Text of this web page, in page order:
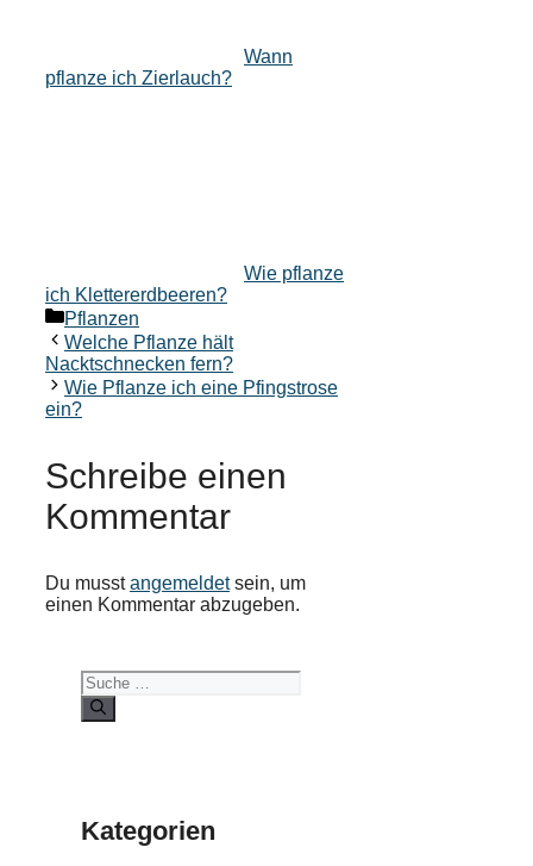
Wann
pflanze ich Zierlauch?
Wie pflanze
ich Klettererdbeeren?
Kategorien
Pflanzen
Welche Pflanze hält
Nacktschnecken fern?
Wie Pflanze ich eine Pfingstrose
ein?
Schreibe einen
Kommentar
Du musstangemeldetsein, um
einen Kommentar abzugeben.
Suche
nach:
Kategorien